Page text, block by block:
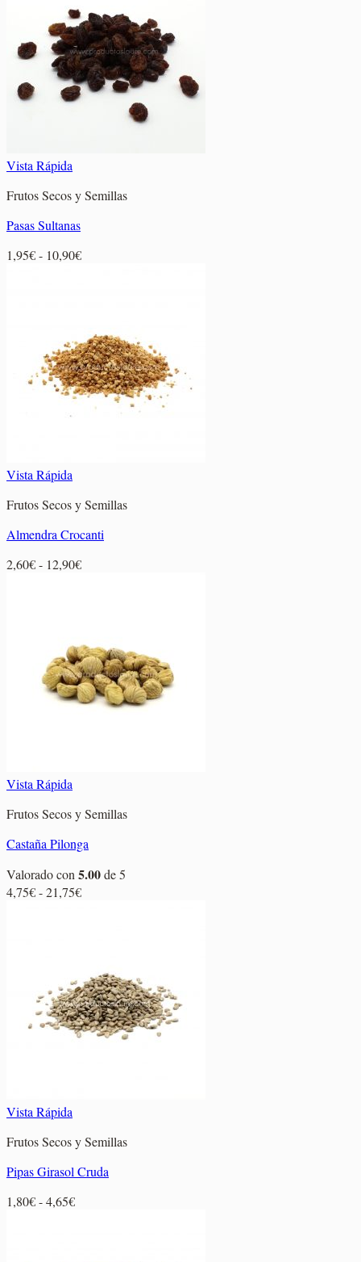
3,25€
hasta
5,80€
Vista Rápida
Frutos Secos y Semillas
Pasas Sultanas
1,95€- 10,90€Rango
hasta
10,90€
Vista Rápida
Frutos Secos y Semillas
Almendra Crocanti
2,60€- 12,90€Rango
hasta
12,90€
Vista Rápida
Frutos Secos y Semillas
Castaña Pilonga
Valorado con 5.00de 5
4,75€-21,75€Rango
hasta
21,75€
Vista Rápida
Frutos Secos y Semillas
Pipas Girasol Cruda
1,80€-4,65€Rango